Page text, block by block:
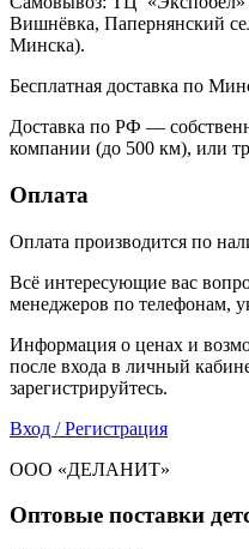
Вишнёвка, Папернянский
Минска).
Бесплатная доставка по
Доставка по РФ —
компании (до 500 км), или
Оплата
Оплата производится по
Всё интересующие вас
менеджеров по телефонам,
Информация о ценах и
после входа в личный
зарегистрируйтесь.
Вход / Регистрация
ООО «ДЕЛАНИТ»
Оптовые поставки